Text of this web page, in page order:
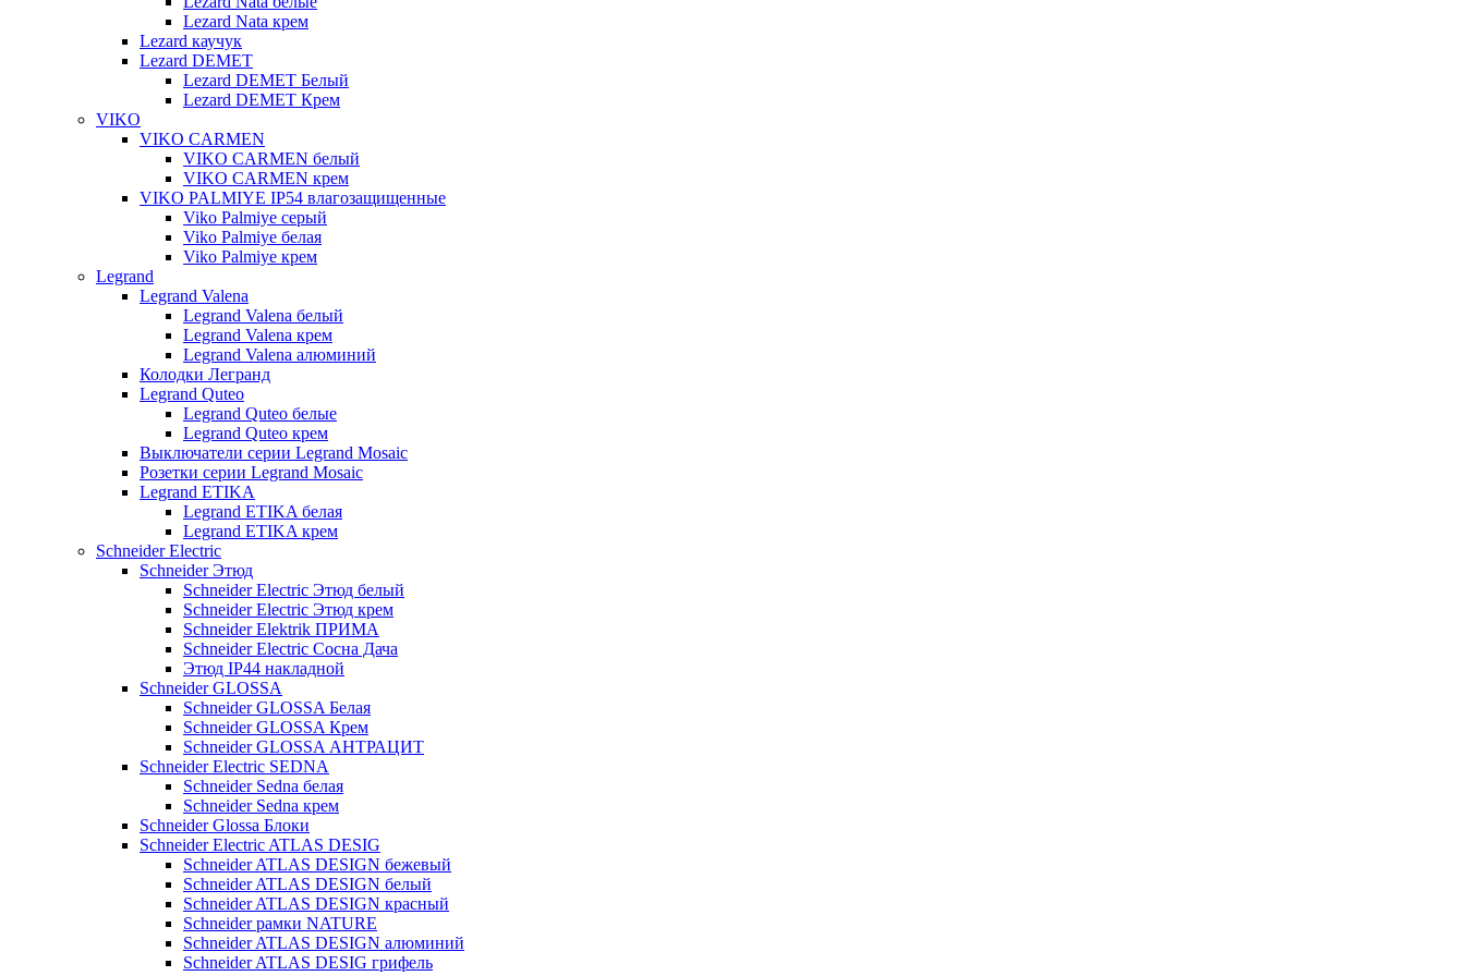
Lezard Nata крем
Lezard каучук
Lezard DEMET
Lezard DEMET Белый
Lezard DEMET Крем
VIKO
VIKO CARMEN
VIKO CARMEN белый
VIKO CARMEN крем
VIKO PALMIYE IP54 влагозащищенные
Viko Palmiye серый
Viko Palmiye белая
Viko Palmiye крем
Legrand
Legrand Valena
Legrand Valena белый
Legrand Valena крем
Legrand Valena алюминий
Колодки Легранд
Legrand Quteo
Legrand Quteo белые
Legrand Quteo крем
Выключатели серии Legrand Mosaic
Розетки серии Legrand Mosaic
Legrand ETIKA
Legrand ETIKA белая
Legrand ETIKA крем
Schneider Electric
Schneider Этюд
Schneider Electric Этюд белый
Schneider Electric Этюд крем
Schneider Elektrik ПРИМА
Schneider Electric Сосна Дача
Этюд IP44 накладной
Schneider GLOSSA
Schneider GLOSSA Белая
Schneider GLOSSA Крем
Schneider GLOSSA АНТРАЦИТ
Schneider Electric SEDNA
Schneider Sedna белая
Schneider Sedna крем
Schneider Glossa Блоки
Schneider Electric ATLAS DESIG
Schneider ATLAS DESIGN бежевый
Schneider ATLAS DESIGN белый
Schneider ATLAS DESIGN красный
Schneider рамки NATURE
Schneider ATLAS DESIGN алюминий
Schneider ATLAS DESIG грифель